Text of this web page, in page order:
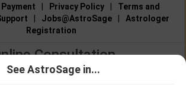
Payment | Privacy Policy |
Terms and
| Jobs@AstroSage |
Astrologer
Registration
Consultation
|Chat with Astrologer
See AstroSage in...